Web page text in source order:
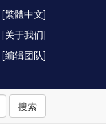
[繁體中文]
[关于我们]
[编辑团队]
搜索